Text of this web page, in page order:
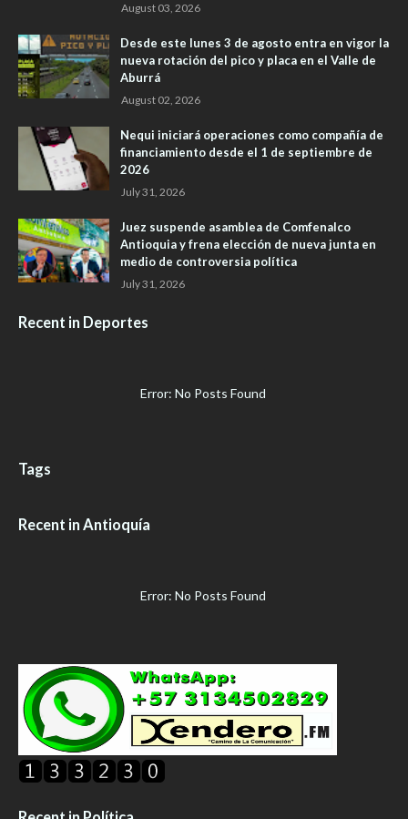
August 03, 2026
Desde este lunes 3 de agosto entra en vigor la
nueva rotación del pico y placa en el Valle de
Aburrá
August 02, 2026
Nequi iniciará operaciones como compañía de
financiamiento desde el 1 de septiembre de
2026
July 31, 2026
Juez suspende asamblea de Comfenalco
Antioquia y frena elección de nueva junta en
medio de controversia política
July 31, 2026
Recent in Deportes
Error: No Posts Found
Tags
Recent in Antioquía
Error: No Posts Found